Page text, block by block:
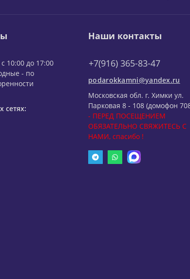
10:00 до 17:00
- по
сетях:
Наши контакты
+7(916) 365-83-47
podarokkamni@yandex.ru
Московская обл. г. Химки ул.
Парковая 8 - 108 (домофон
- ПЕРЕД ПОСЕЩЕНИЕМ
ОБЯЗАТЕЛЬНО СВЯЖИТЕСЬ С
НАМИ, спасибо !